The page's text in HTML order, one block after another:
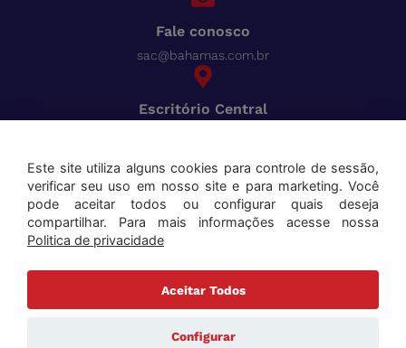
Fale conosco
sac@bahamas.com.br
Escritório Central
Cred
Aceitamos os seguintes cartões:
Este site utiliza alguns cookies para controle de sessão,
verificar seu uso em nosso site e para marketing. Você
pode aceitar todos ou configurar quais deseja
compartilhar. Para mais informações acesse nossa
Politica de privacidade
Aceitar Todos
Configurar